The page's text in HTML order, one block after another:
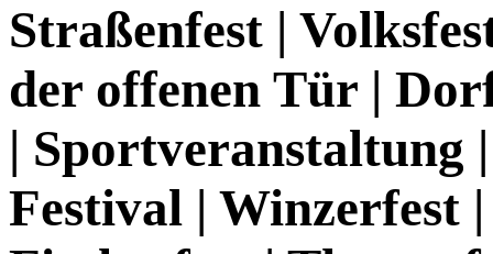
Straßenfest |
der offenen Tür |
| Sportveranstaltung
Festival | Winzerfest